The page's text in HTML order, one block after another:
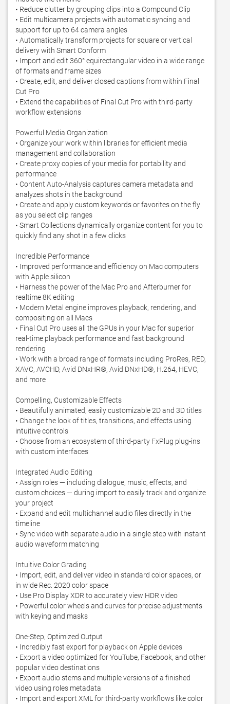
• Reduce clutter by grouping clips into a Compound Clip
• Edit multicamera projects with automatic syncing and
support for up to 64 camera angles
• Automatically transform projects for square or vertical
delivery with Smart Conform
• Import and edit 360° equirectangular video in a wide range
of formats and frame sizes
• Create, edit, and deliver closed captions from within Final
Cut Pro
• Extend the capabilities of Final Cut Pro with third-party
workflow extensions
Powerful Media Organization
• Organize your work within libraries for efficient media
management and collaboration
• Create proxy copies of your media for portability and
performance
• Content Auto-Analysis captures camera metadata and
analyzes shots in the background
• Create and apply custom keywords or favorites on the fly
as you select clip ranges
• Smart Collections dynamically organize content for you to
quickly find any shot in a few clicks
Incredible Performance
• Improved performance and efficiency on Mac computers
with Apple silicon
• Harness the power of the Mac Pro and Afterburner for
realtime 8K editing
• Modern Metal engine improves playback, rendering, and
compositing on all Macs
• Final Cut Pro uses all the GPUs in your Mac for superior
real-time playback performance and fast background
rendering
• Work with a broad range of formats including ProRes, RED,
XAVC, AVCHD, Avid DNxHR®, Avid DNxHD®, H.264, HEVC,
and more
Compelling, Customizable Effects
• Beautifully animated, easily customizable 2D and 3D titles
• Change the look of titles, transitions, and effects using
intuitive controls
• Choose from an ecosystem of third-party FxPlug plug-ins
with custom interfaces
Integrated Audio Editing
• Assign roles — including dialogue, music, effects, and
custom choices — during import to easily track and organize
your project
• Expand and edit multichannel audio files directly in the
timeline
• Sync video with separate audio in a single step with instant
audio waveform matching
Intuitive Color Grading
• Import, edit, and deliver video in standard color spaces, or
in wide Rec. 2020 color space
• Use Pro Display XDR to accurately view HDR video
• Powerful color wheels and curves for precise adjustments
with keying and masks
One-Step, Optimized Output
• Incredibly fast export for playback on Apple devices
• Export a video optimized for YouTube, Facebook, and other
popular video destinations
• Export audio stems and multiple versions of a finished
video using roles metadata
• Import and export XML for third-party workflows like color